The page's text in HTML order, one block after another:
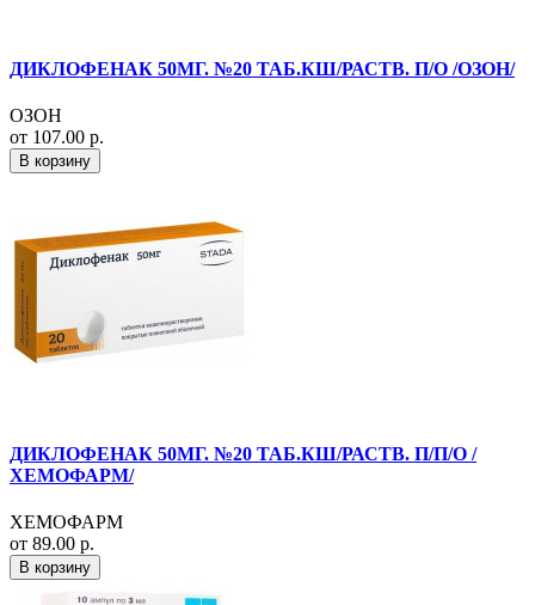
ДИКЛОФЕНАК 50МГ. №20 ТАБ.КШ/РАСТВ. П/О /ОЗОН/
ОЗОН
от 107.00 р.
В корзину
ДИКЛОФЕНАК 50МГ. №20 ТАБ.КШ/РАСТВ. П/П/О /
ХЕМОФАРМ/
ХЕМОФАРМ
от 89.00 р.
В корзину